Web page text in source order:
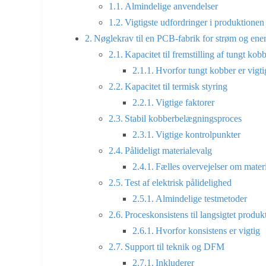
Almindelige anvendelser
Vigtigste udfordringer i produktionen
Nøglekrav til en PCB-fabrik for strøm og
Kapacitet til fremstilling af tungt
Hvorfor tungt kobber er
Kapacitet til termisk styring
Vigtige faktorer
Stabil kobberbelægningsproces
Vigtige kontrolpunkter
Pålideligt materialevalg
Fælles overvejelser om
Test af elektrisk pålidelighed
Almindelige testmetoder
Proceskonsistens til langsigtet
Hvorfor konsistens er vigtig
Support til teknik og DFM
Inkluderer